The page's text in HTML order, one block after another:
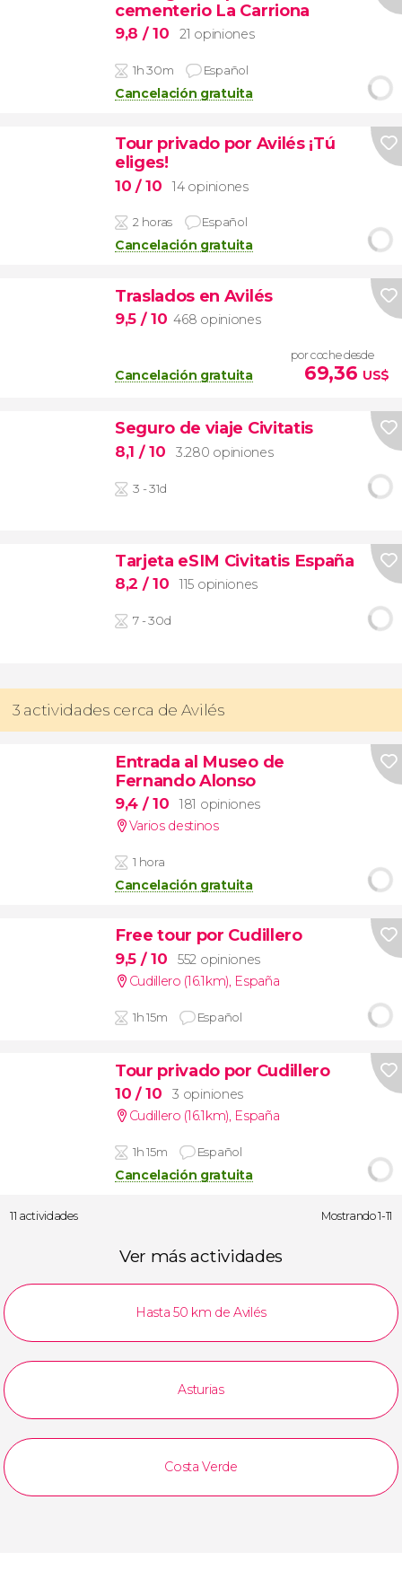
cementerio La Carriona
9,8 / 10 21 opiniones
1h 30m Español
Cancelación gratuita
Tour privado por Avilés ¡Tú
eliges!
10 / 10 14 opiniones
2 horas Español
Cancelación gratuita
Traslados en Avilés
9,5 / 10 468 opiniones
Cancelación gratuita
por coche desde
69,36 US$
Seguro de viaje Civitatis
8,1 / 10 3.280 opiniones
3 - 31d
Tarjeta eSIM Civitatis España
8,2 / 10 115 opiniones
7 - 30d
3 actividades cerca de Avilés
Entrada al Museo de
Fernando Alonso
9,4 / 10
181 opiniones
Varios destinos
1 hora
Cancelación gratuita
Free tour por Cudillero
9,5 / 10
552 opiniones
Cudillero (16.1km), España
1h 15m Español
Tour privado por Cudillero
10 / 10
3 opiniones
Cudillero (16.1km), España
1h 15m Español
Cancelación gratuita
11 actividades Mostrando 1-11
Ver más actividades
Hasta 50 km de Avilés
Asturias
Costa Verde